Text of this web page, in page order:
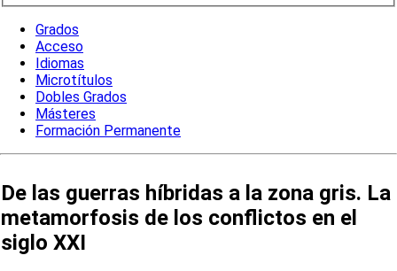
Grados
Acceso
Idiomas
Microtítulos
Dobles Grados
Másteres
Formación Permanente
De las guerras híbridas a la zona gris. La
metamorfosis de los conflictos en el
siglo XXI